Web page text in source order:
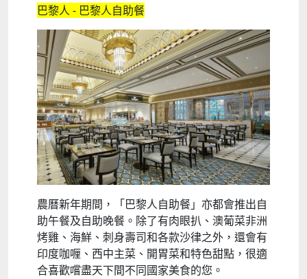
巴黎人 - 巴黎人自助餐
農曆新年期間，「巴黎人自助餐」亦都會推出自
助午餐及自助晚餐。除了有肉眼扒、澳葡菜非洲
烤雞、海鮮、刺身壽司和各款沙律之外，還會有
印度咖喱、西中主菜、開胃菜和特色甜點，很適
合喜歡嚐盡天下間不同國家美食的您。